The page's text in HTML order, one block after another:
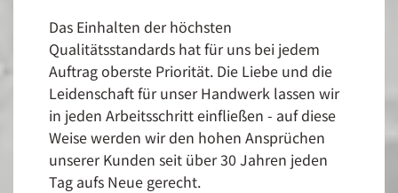
Das Einhalten der höchsten
Qualitätsstandards hat für uns bei jedem
Auftrag oberste Priorität. Die Liebe und die
Leidenschaft für unser Handwerk lassen wir
in jeden Arbeitsschritt einfließen - auf diese
Weise werden wir den hohen Ansprüchen
unserer Kunden seit über 30 Jahren jeden
Tag aufs Neue gerecht.